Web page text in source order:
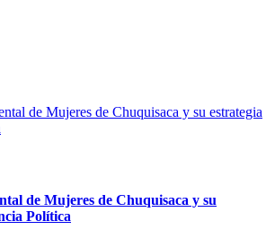
de Mujeres de Chuquisaca y su
Política